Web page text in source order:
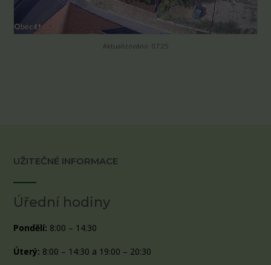
Aktualizováno: 07:25
UŽITEČNÉ INFORMACE
Úřední hodiny
Pondělí: 8:00 – 14:30
Úterý: 8:00 – 14:30 a 19:00 – 20:30